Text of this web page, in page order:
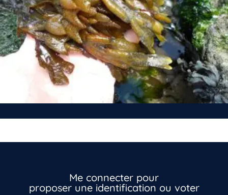
Me connecter pour
proposer une identification ou voter